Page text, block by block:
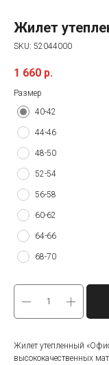
Жилет
SKU: 52044000
1 660 р.
Размер
40-42
44-46
48-50
52-54
56-58
60-62
64-66
68-70
Жилет утепленный
высококачественных